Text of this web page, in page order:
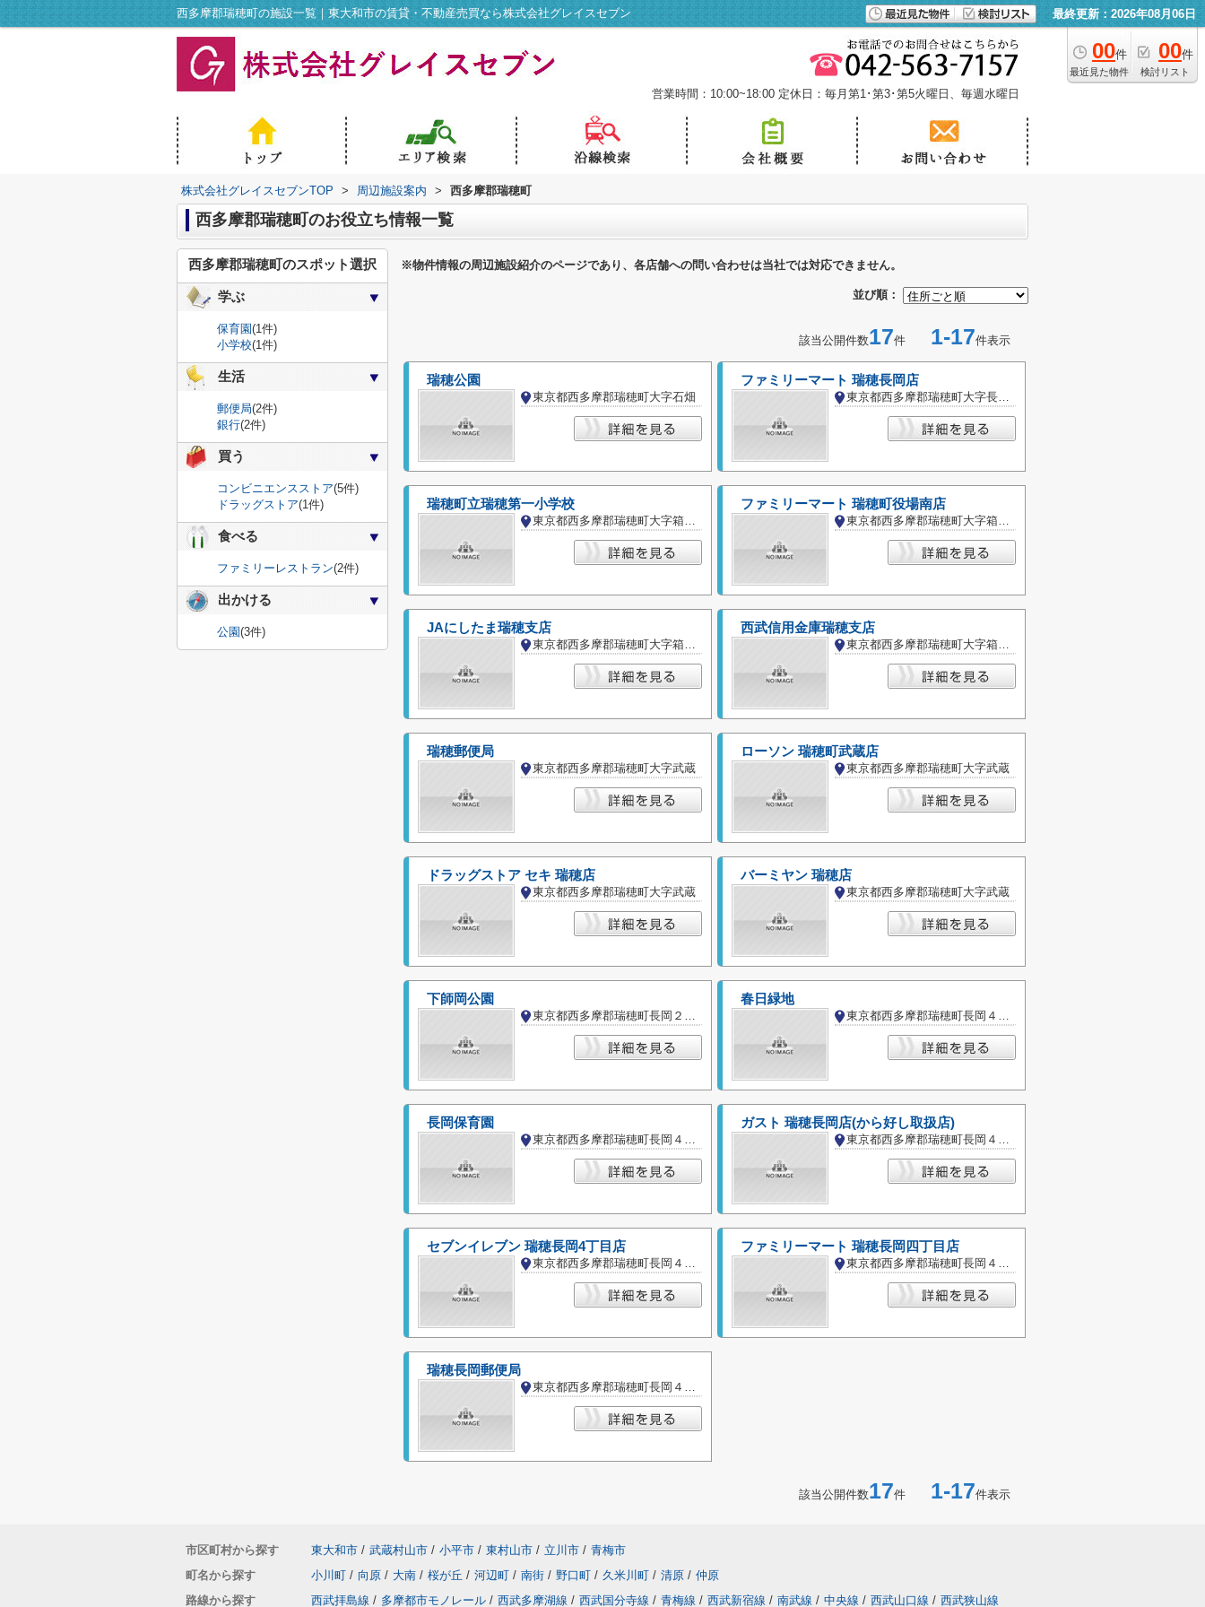
西多摩郡瑞穂町の施設一覧｜東大和市の賃貸・不動産売買なら株式会社グレイスセブン 最終更新：2026年08月06日
00件
最近見た物件
00件
検討リスト
営業時間：10:00~18:00 定休日：毎月第1･第3･第5火曜日、毎週水曜日
株式会社グレイスセブンTOP > 周辺施設案内 > 西多摩郡瑞穂町
西多摩郡瑞穂町のお役立ち情報一覧
※物件情報の周辺施設紹介のページであり、各店舗への問い合わせは当社では対応できません。
並び順：
該当公開件数17件 1-17件表示
瑞穂公園
東京都西多摩郡瑞穂町大字石畑
ファミリーマート 瑞穂長岡店
東京都西多摩郡瑞穂町大字長岡長谷部
瑞穂町立瑞穂第一小学校
東京都西多摩郡瑞穂町大字箱根ケ崎
ファミリーマート 瑞穂町役場南店
東京都西多摩郡瑞穂町大字箱根ケ崎
JAにしたま瑞穂支店
東京都西多摩郡瑞穂町大字箱根ケ崎
西武信用金庫瑞穂支店
東京都西多摩郡瑞穂町大字箱根ケ崎
瑞穂郵便局
東京都西多摩郡瑞穂町大字武蔵
ローソン 瑞穂町武蔵店
東京都西多摩郡瑞穂町大字武蔵
ドラッグストア セキ 瑞穂店
東京都西多摩郡瑞穂町大字武蔵
バーミヤン 瑞穂店
東京都西多摩郡瑞穂町大字武蔵
下師岡公園
東京都西多摩郡瑞穂町長岡２丁目
春日緑地
東京都西多摩郡瑞穂町長岡４丁目
長岡保育園
東京都西多摩郡瑞穂町長岡４丁目
ガスト 瑞穂長岡店(から好し取扱店)
東京都西多摩郡瑞穂町長岡４丁目
セブンイレブン 瑞穂長岡4丁目店
東京都西多摩郡瑞穂町長岡４丁目
ファミリーマート 瑞穂長岡四丁目店
東京都西多摩郡瑞穂町長岡４丁目
瑞穂長岡郵便局
東京都西多摩郡瑞穂町長岡４丁目
該当公開件数17件 1-17件表示
西多摩郡瑞穂町のスポット選択
学ぶ
保育園(1件)
小学校(1件)
生活
郵便局(2件)
銀行(2件)
買う
コンビニエンスストア(5件)
ドラッグストア(1件)
食べる
ファミリーレストラン(2件)
出かける
公園(3件)
市区町村から探す 東大和市 / 武蔵村山市 / 小平市 / 東村山市 / 立川市 / 青梅市
町名から探す
小川町 / 向原 / 大南 / 桜が丘 / 河辺町 / 南街 / 野口町 / 久米川町 / 清原 / 仲原
路線から探す
西武拝島線 / 多摩都市モノレール / 西武多摩湖線 / 西武国分寺線 / 青梅線 / 西武新宿線 / 南武線 / 中央線 / 西武山口線 / 西武狭山線